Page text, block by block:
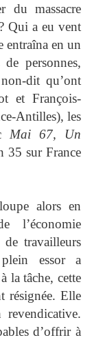
du massacre
Qui a eu vent
entraîna en un
personnes,
dit qu’ont
et François-
Antilles), les
Mai 67, Un
35 sur France
alors en
l’économie
travailleurs
essor a
la tâche, cette
résignée. Elle
d’offrir à